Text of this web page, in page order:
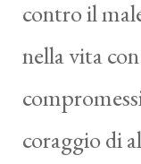
contro il
nella vita
coraggio di